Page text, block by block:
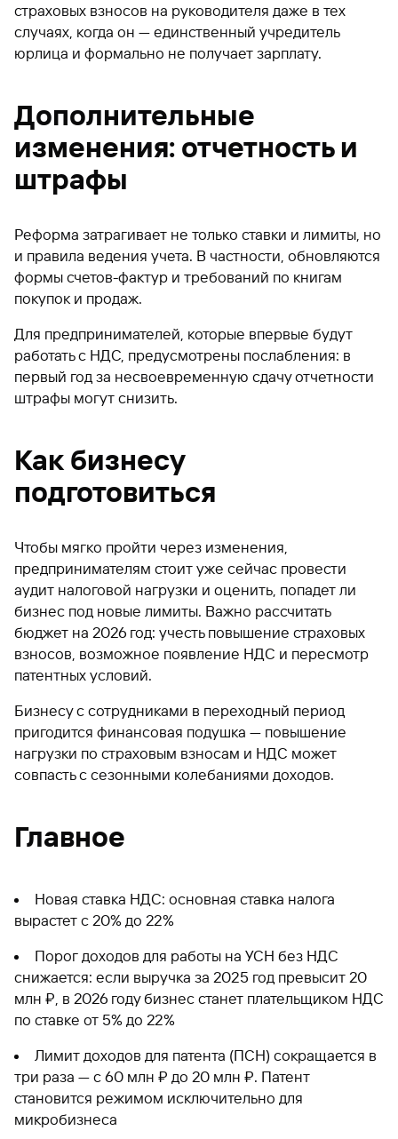
страховых взносов на руководителя даже в тех
случаях, когда он — единственный учредитель
юрлица и формально не получает зарплату.
Дополнительные
изменения: отчетность и
штрафы
Реформа затрагивает не только ставки и лимиты, но
и правила ведения учета. В частности, обновляются
формы счетов-фактур и требований по книгам
покупок и продаж.
Для предпринимателей, которые впервые будут
работать с НДС, предусмотрены послабления: в
первый год за несвоевременную сдачу отчетности
штрафы могут снизить.
Как бизнесу
подготовиться
Чтобы мягко пройти через изменения,
предпринимателям стоит уже сейчас провести
аудит налоговой нагрузки и оценить, попадет ли
бизнес под новые лимиты. Важно рассчитать
бюджет на 2026 год: учесть повышение страховых
взносов, возможное появление НДС и пересмотр
патентных условий.
Бизнесу с сотрудниками в переходный период
пригодится финансовая подушка — повышение
нагрузки по страховым взносам и НДС может
совпасть с сезонными колебаниями доходов.
Главное
Новая ставка НДС: основная ставка налога
вырастет с 20% до 22%
Порог доходов для работы на УСН без НДС
снижается: если выручка за 2025 год превысит 20
млн ₽, в 2026 году бизнес станет плательщиком НДС
по ставке от 5% до 22%
Лимит доходов для патента (ПСН) сокращается в
три раза — с 60 млн ₽ до 20 млн ₽. Патент
становится режимом исключительно для
микробизнеса